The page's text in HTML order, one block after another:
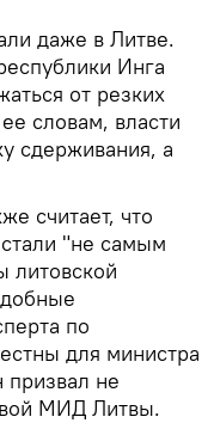
даже в Литве.
Инга
от резких
словам, власти
сдерживания, а
считает, что
"не самым
литовской
по
для министра
не
МИД Литвы.